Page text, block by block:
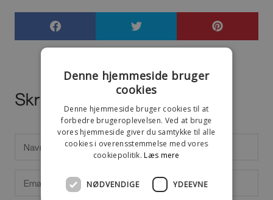
Skriv en kommentar
Denne hjemmeside bruger
cookies
Denne hjemmeside bruger cookies til at
forbedre brugeroplevelsen. Ved at bruge
vores hjemmeside giver du samtykke til alle
cookies i overensstemmelse med vores
cookiepolitik.Læs mere
NØDVENDIGE YDEEVNE